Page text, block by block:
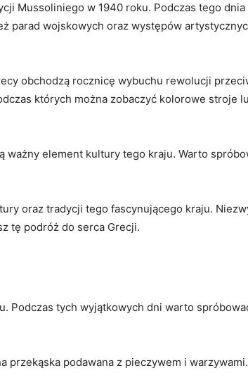
Mussoliniego w 1940 roku. Podczas tego
parad⁣ wojskowych⁣ oraz ‍występów
obchodzą rocznicę wybuchu rewolucji
których ‍można ‍zobaczyć kolorowe stroje
ważny element kultury‌ tego kraju. Warto
oraz tradycji tego fascynującego kraju.
tę podróż ⁤do serca Grecji.
Podczas tych wyjątkowych dni warto
przekąska podawana z pieczywem i